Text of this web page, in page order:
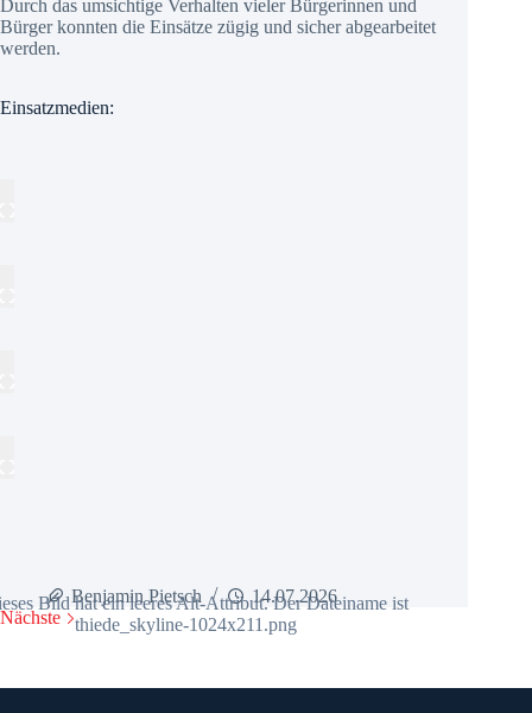
Durch das umsichtige Verhalten vieler Bürgerinnen und
Bürger konnten die Einsätze zügig und sicher abgearbeitet
werden.
Einsatzmedien:
Benjamin Pietsch
14.07.2026
Nächste